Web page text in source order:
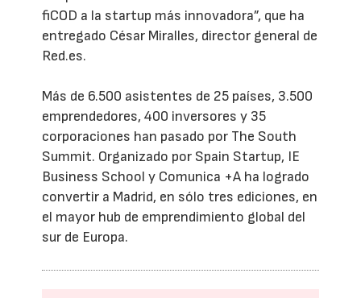
fiCOD a la startup más innovadora”, que ha
entregado César Miralles, director general de
Red.es.
Más de 6.500 asistentes de 25 países, 3.500
emprendedores, 400 inversores y 35
corporaciones han pasado por The South
Summit. Organizado por Spain Startup, IE
Business School y Comunica +A ha logrado
convertir a Madrid, en sólo tres ediciones, en
el mayor hub de emprendimiento global del
sur de Europa.